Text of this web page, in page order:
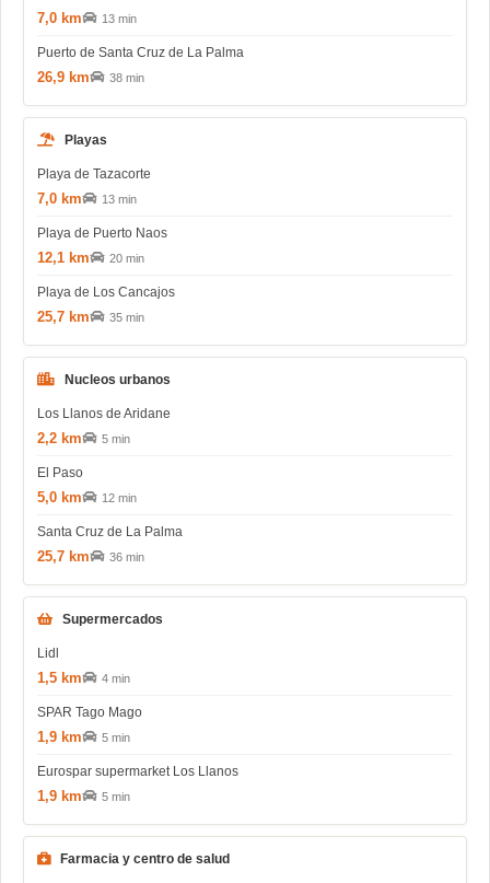
7,0 km 13 min
Puerto de Santa Cruz de La Palma
26,9 km 38 min
Playas
Playa de Tazacorte
7,0 km 13 min
Playa de Puerto Naos
12,1 km 20 min
Playa de Los Cancajos
25,7 km 35 min
Nucleos urbanos
Los Llanos de Aridane
2,2 km 5 min
El Paso
5,0 km 12 min
Santa Cruz de La Palma
25,7 km 36 min
Supermercados
Lidl
1,5 km 4 min
SPAR Tago Mago
1,9 km 5 min
Eurospar supermarket Los Llanos
1,9 km 5 min
Farmacia y centro de salud